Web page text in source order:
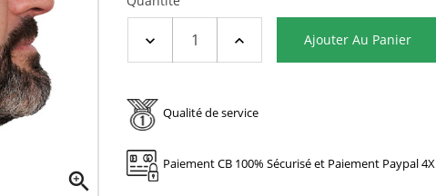

Ajouter Au Panier
Qualité de service
Paiement CB 100% Sécurisé et Paiement Paypal 4X